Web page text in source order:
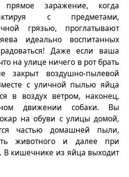
заражение, когда
с предметами,
грязью, проглатывают
идеально воспитанных
Даже если ваша
на улице ничего в рот брать
закрыт воздушно-пылевой
с уличной пылью яйца
в воздух ветром, наконец,
движении собаки. Вы
на обуви с улицы домой,
частью домашней пыли,
животного и далее при
В кишечнике из яйца выходит